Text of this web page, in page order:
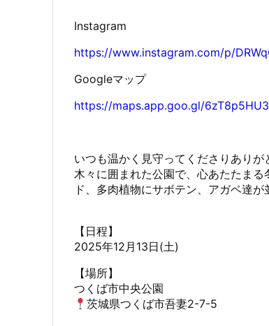
Instagram
https://www.instagram.com/p/
Googleマップ
https://maps.app.goo.gl/
いつも温かく見守ってくださりありが
木々に囲まれた公園で、心あたたま
ド、多肉植物にサボテン、アガベ達
【日程】
2025年12月13日(土)
【場所】
つくば市中央公園
茨城県つくば市吾妻2-7-5